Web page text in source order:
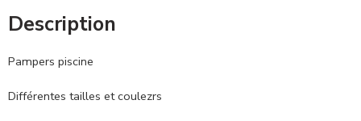
Description
Pampers piscine
Différentes tailles et coulezrs